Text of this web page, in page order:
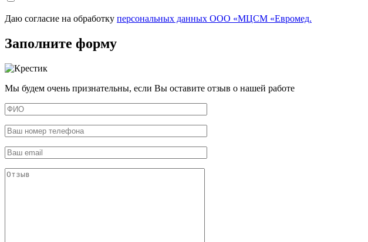
Даю согласие на обработку персональных данных ООО «МЦСМ «Евромед.
Заполните форму
Мы будем очень признательны, если Вы оставите отзыв о нашей работе